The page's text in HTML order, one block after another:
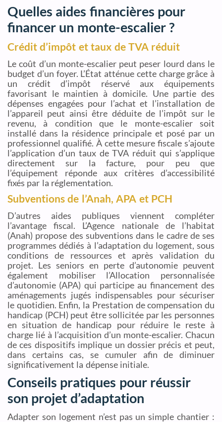
Quelles aides financières pour
financer un monte-escalier ?
Crédit d’impôt et taux de TVA réduit
Le coût d’un monte-escalier peut peser lourd dans le
budget d’un foyer. L’État atténue cette charge grâce à
un crédit d’impôt réservé aux équipements
favorisant le maintien à domicile. Une partie des
dépenses engagées pour l’achat et l’installation de
l’appareil peut ainsi être déduite de l’impôt sur le
revenu, à condition que le monte-escalier soit
installé dans la résidence principale et posé par un
professionnel qualifié. À cette mesure fiscale s’ajoute
l’application d’un taux de TVA réduit qui s’applique
directement sur la facture, pour peu que
l’équipement réponde aux critères d’accessibilité
fixés par la réglementation.
Subventions de l’Anah, APA et PCH
D’autres aides publiques viennent compléter
l’avantage fiscal. L’Agence nationale de l’habitat
(Anah) propose des subventions dans le cadre de ses
programmes dédiés à l’adaptation du logement, sous
conditions de ressources et après validation du
projet. Les seniors en perte d’autonomie peuvent
également mobiliser l’Allocation personnalisée
d’autonomie (APA) qui participe au financement des
aménagements jugés indispensables pour sécuriser
le quotidien. Enfin, la Prestation de compensation du
handicap (PCH) peut être sollicitée par les personnes
en situation de handicap pour réduire le reste à
charge lié à l’acquisition d’un monte-escalier. Chacun
de ces dispositifs implique un dossier précis et peut,
dans certains cas, se cumuler afin de diminuer
significativement la dépense initiale.
Conseils pratiques pour réussir
son projet d’adaptation
Adapter son logement n’est pas un simple chantier :